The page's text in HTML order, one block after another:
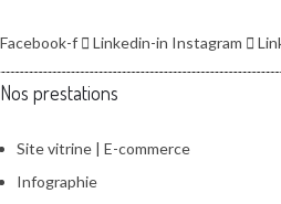
Facebook-f Linkedin-in Instagram
Nos prestations
Site vitrine | E-commerce
Infographie